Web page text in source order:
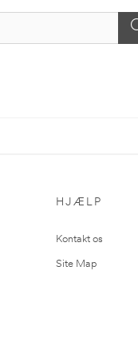
HJÆLP
Kontakt os
Site Map